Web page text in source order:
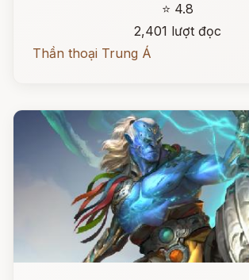
⭐ 4.8
2,401 lượt đọc
Thần thoại Trung Á